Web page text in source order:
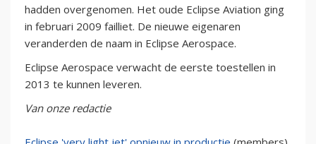
hadden overgenomen. Het oude Eclipse Aviation ging
in februari 2009 failliet. De nieuwe eigenaren
veranderden de naam in Eclipse Aerospace.
Eclipse Aerospace verwacht de eerste toestellen in
2013 te kunnen leveren.
Van onze redactie